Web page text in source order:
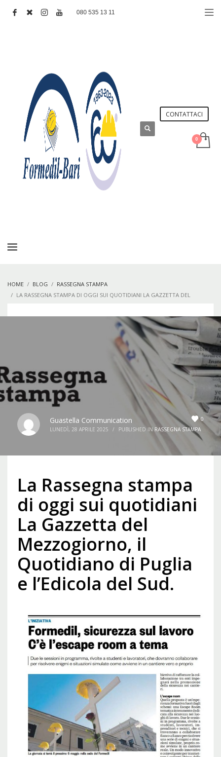
080 535 13 11
CONTATTACI
HOME BLOG
RASSEGNA STAMPA
LA RASSEGNA STAMPA DI OGGI SUI QUOTIDIANI LA GAZZETTA DEL
0
Guastella Communication
LUNEDÌ, 28 APRILE 2025 / PUBLISHED IN RASSEGNA STAMPA
La Rassegna stampa
di oggi sui quotidiani
La Gazzetta del
Mezzogiorno, il
Quotidiano di Puglia
e l’Edicola del Sud.